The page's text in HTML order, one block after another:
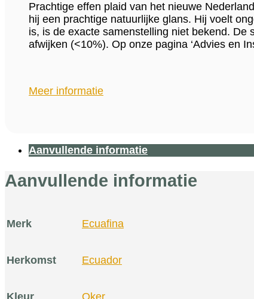
Prachtige effen plaid van het nieuwe
hij een prachtige natuurlijke glans. Hij voelt
is, is de exacte samenstelling niet bekend.
afwijken (<10%). Op onze pagina ‘Advies en
Meer informatie
Aanvullende informatie
Aanvullende informatie
Merk Ecuafina
Herkomst Ecuador